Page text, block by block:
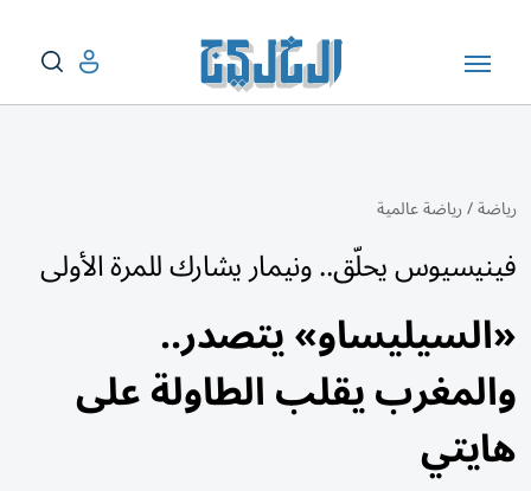
رياضة/رياضة عالمية
فينيسيوس يحلّق.. ونيمار يشارك للمرة الأولى
«السيليساو» يتصدر..
والمغرب يقلب الطاولة على
هايتي